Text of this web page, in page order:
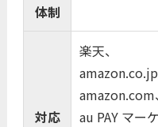
体制
対応
楽天、
amazon.co.jp
amazon.com
au PAY マー